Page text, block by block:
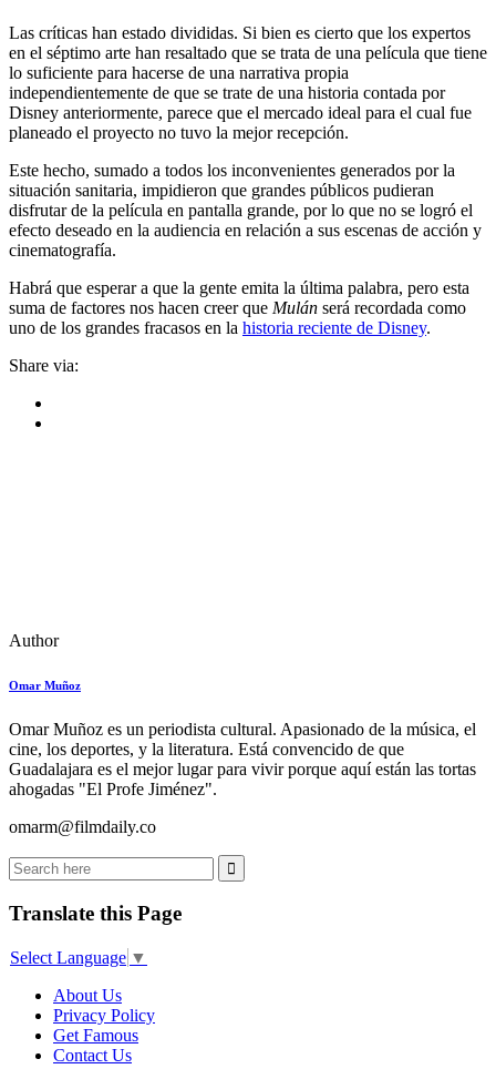
Las críticas han estado divididas. Si bien es cierto que los expertos
en el séptimo arte han resaltado que se trata de una película que tiene
lo suficiente para hacerse de una narrativa propia
independientemente de que se trate de una historia contada por
Disney anteriormente, parece que el mercado ideal para el cual fue
planeado el proyecto no tuvo la mejor recepción.
Este hecho, sumado a todos los inconvenientes generados por la
situación sanitaria, impidieron que grandes públicos pudieran
disfrutar de la película en pantalla grande, por lo que no se logró el
efecto deseado en la audiencia en relación a sus escenas de acción y
cinematografía.
Habrá que esperar a que la gente emita la última palabra, pero esta
suma de factores nos hacen creer que Mulán será recordada como
uno de los grandes fracasos en la historia reciente de Disney.
Share via:
Author
Omar Muñoz
Omar Muñoz es un periodista cultural. Apasionado de la música, el
cine, los deportes, y la literatura. Está convencido de que
Guadalajara es el mejor lugar para vivir porque aquí están las tortas
ahogadas "El Profe Jiménez".
omarm@filmdaily.co
Translate this Page
Select Language ▼
About Us
Privacy Policy
Get Famous
Contact Us